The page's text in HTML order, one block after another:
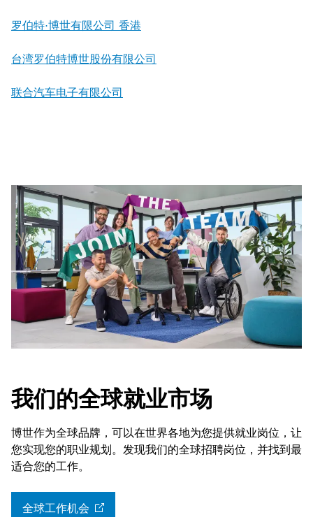
罗伯特·博世有限公司 香港
台湾罗伯特博世股份有限公司
联合汽车电子有限公司
我们的全球就业市场
博世作为全球品牌，可以在世界各地为您提供就业岗位，让
您实现您的职业规划。发现我们的全球招聘岗位，并找到最
适合您的工作。
全球工作机会